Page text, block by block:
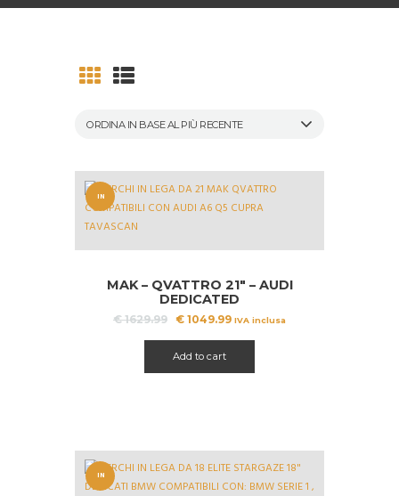
IN
OFFERT
A!
MAK – QVATTRO 21″ – AUDI
DEDICATED
€1629.99 Il
era:
€ 1629.99.
€ 1049.99Il
€ 1049.99.
IVA inclusa
Add to cart
IN